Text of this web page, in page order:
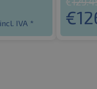
incl. IVA * €